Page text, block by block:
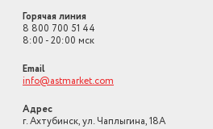
Горячая линия
8 800 700 51 44
8:00 - 20:00 мск
Email
info@astmarket.com
Адрес
г. Ахтубинск, ул. Чаплыгина, 18А